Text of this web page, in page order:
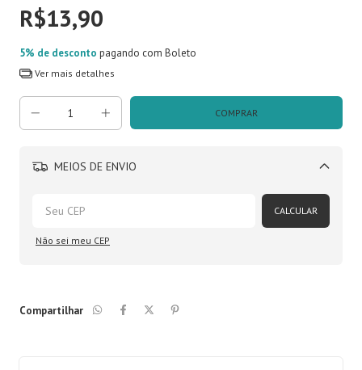
R$13,90
5% de desconto pagando com Boleto
Ver mais detalhes
MEIOS DE ENVIO
Alterar CEP
CALCULAR
Não sei meu CEP
Compartilhar